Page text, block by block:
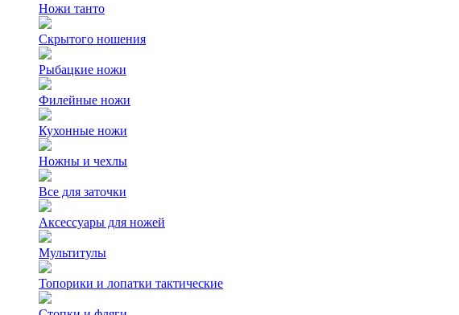
Ножи танто
Скрытого ношения
Рыбацкие ножи
Филейные ножи
Кухонные ножи
Ножны и чехлы
Все для заточки
Аксессуары для ножей
Мультитулы
Топорики и лопатки тактические